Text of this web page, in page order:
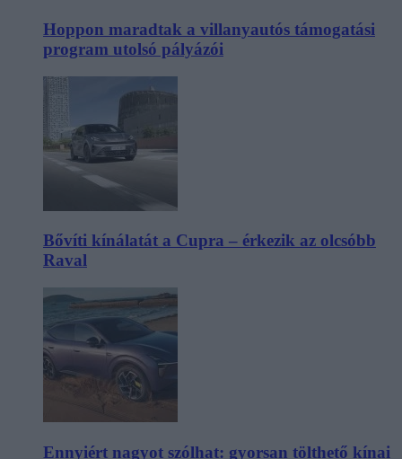
Hoppon maradtak a villanyautós támogatási
program utolsó pályázói
Bővíti kínálatát a Cupra – érkezik az olcsóbb
Raval
Ennyiért nagyot szólhat: gyorsan tölthető kínai